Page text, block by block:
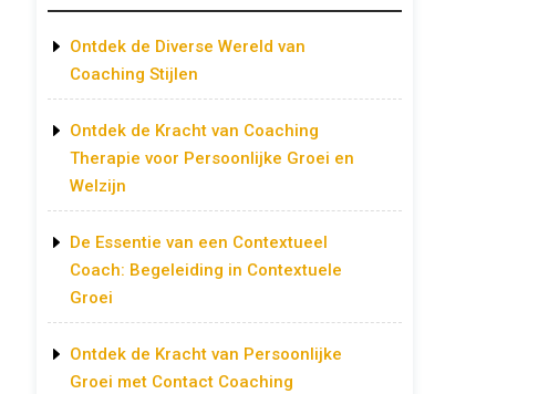
Ontdek de Diverse Wereld van
Coaching Stijlen
Ontdek de Kracht van Coaching
Therapie voor Persoonlijke Groei en
Welzijn
De Essentie van een Contextueel
Coach: Begeleiding in Contextuele
Groei
Ontdek de Kracht van Persoonlijke
Groei met Contact Coaching